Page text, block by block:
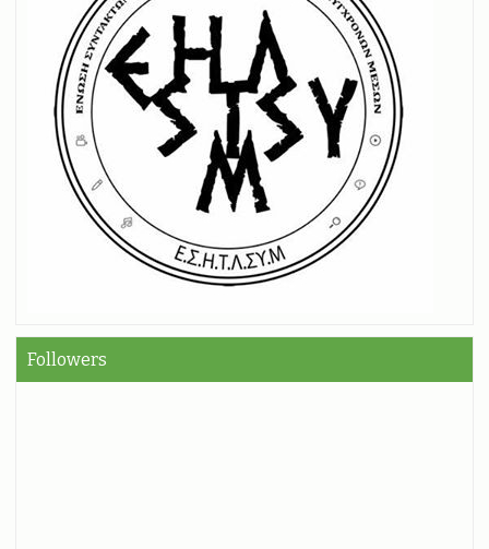
Followers